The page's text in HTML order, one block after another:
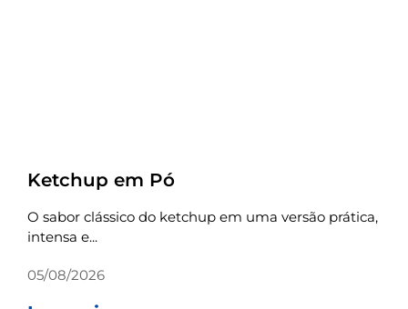
Ketchup em Pó
O sabor clássico do ketchup em uma versão prática,
intensa e...
05/08/2026